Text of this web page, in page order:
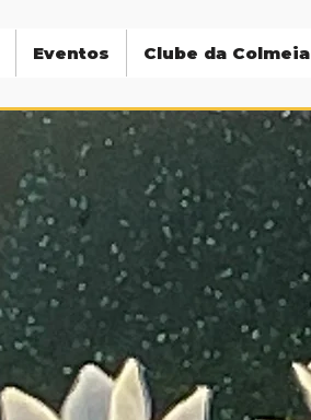
Eventos Clube da Colmeia